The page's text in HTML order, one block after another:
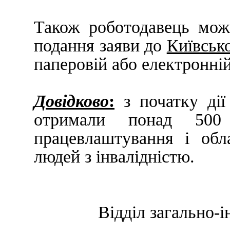
Також роботодавець
подання заяви до
паперовій або
Довідково: з початку
отримали понад
працевлаштування і
людей з інвалідністю.
Відділ